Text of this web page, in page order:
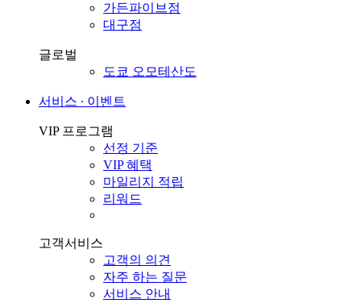
가든파이브점
대구점
글로벌
도쿄 오모테산도
서비스 ∙ 이벤트
VIP 프로그램
선정 기준
VIP 혜택
마일리지 적립
리워드
고객서비스
고객의 의견
자주 하는 질문
서비스 안내